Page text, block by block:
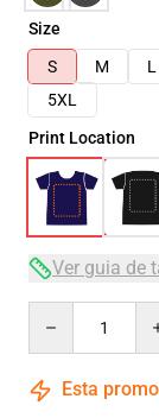
Size
S
M L
5XL
Print Location
Ver guia de
Esta